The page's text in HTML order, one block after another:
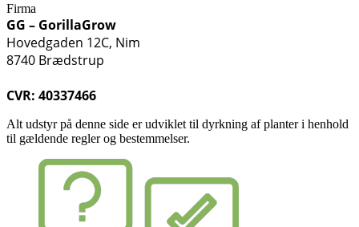
Firma
GG – GorillaGrow
Hovedgaden 12C, Nim
8740 Brædstrup
CVR: 40337466
Alt udstyr på denne side er udviklet til dyrkning af planter i henhold
til gældende regler og bestemmelser.